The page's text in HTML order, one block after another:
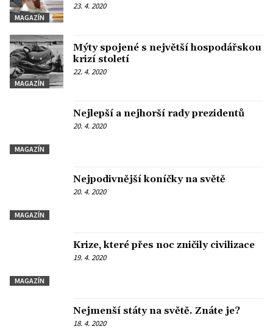
MAGAZÍN
23. 4. 2020
MAGAZÍN
Mýty spojené s největší hospodářskou
krizí století
22. 4. 2020
MAGAZÍN
Nejlepší a nejhorší rady prezidentů
20. 4. 2020
MAGAZÍN
Nejpodivnější koníčky na světě
20. 4. 2020
MAGAZÍN
Krize, které přes noc zničily civilizace
19. 4. 2020
Nejmenší státy na světě. Znáte je?
18. 4. 2020